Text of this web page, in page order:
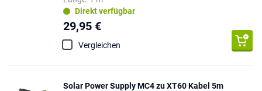
Direkt verfügbar
29,95 €
Vergleichen
Solar Power Supply MC4 zu XT60 Kabel 5m